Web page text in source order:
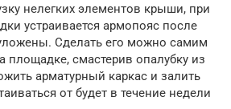
нелегких элементов крыши, при
устраивается армопояс после
Сделать его можно самим
площадке, смастерив опалубку из
арматурный каркас и залить
от будет в течение недели